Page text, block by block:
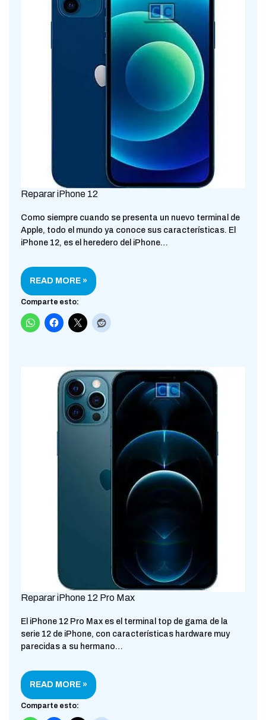
Reparar iPhone 12
Como siempre cuando se presenta un nuevo terminal de
Apple, todo el mundo ya conoce sus características. El
iPhone 12, es el heredero del iPhone…
READ MORE »
Comparte esto:
Reparar iPhone 12 Pro Max
El iPhone 12 Pro Max es el terminal top de gama de la
serie 12 de iPhone, con características hardware muy
parecidas a su hermano…
READ MORE »
Comparte esto: